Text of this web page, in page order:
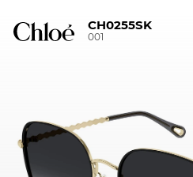
CH0255SK
001